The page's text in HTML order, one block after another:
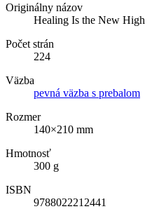
Originálny názov
Healing Is the New High
Počet strán
224
Väzba
pevná väzba s prebalom
Rozmer
140×210 mm
Hmotnosť
300 g
ISBN
9788022212441